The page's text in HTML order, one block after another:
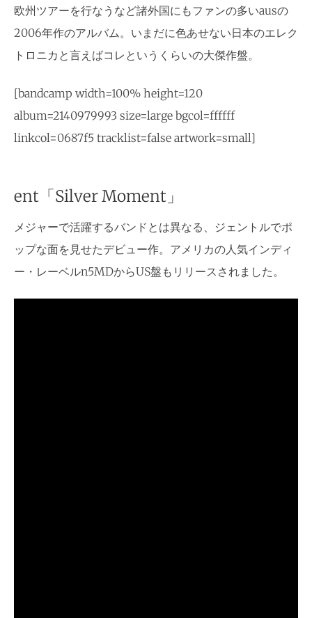
欧州ツアーを行なうなど諸外国にもファンの多いausの
2006年作のアルバム。いまだに色あせない日本のエレク
トロニカと言えばコレというくらいの大傑作盤。
[bandcamp width=100% height=120
album=2140979993 size=large bgcol=ffffff
linkcol=0687f5 tracklist=false artwork=small]
ent「Silver Moment」
メジャーで活躍するバンドとは異なる、ジェントルでポ
ップな面を見せたデビュー作。アメリカの人気インディ
ー・レーベルn5MDからUS盤もリリースされました。